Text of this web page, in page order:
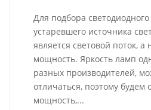
Для подбора светодиодного
устаревшего источника
является световой поток, а
мощность. Яркость ламп
разных производителей,
отличаться, поэтому будем
мощность,...